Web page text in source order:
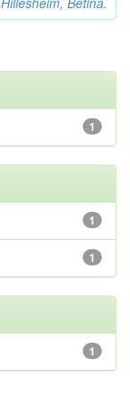
1
1
1
1